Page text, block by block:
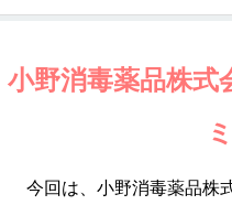
小野消毒薬品株式
今回は、小野消毒薬品株